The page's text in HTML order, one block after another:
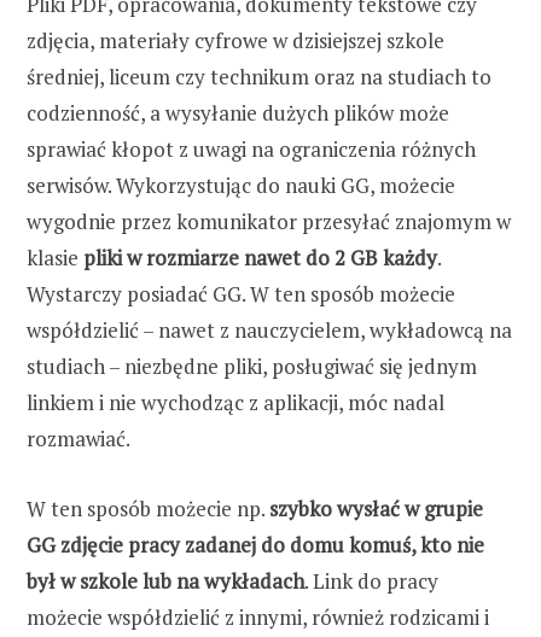
zdjęcia, materiały cyfrowe w dzisiejszej szkole
średniej, liceum czy technikum oraz na studiach to
codzienność, a wysyłanie dużych plików może
sprawiać kłopot z uwagi na ograniczenia różnych
serwisów. Wykorzystując do nauki GG, możecie
wygodnie przez komunikator przesyłać znajomym w
klasie pliki w rozmiarze nawet do 2 GB każdy.
Wystarczy posiadać GG. W ten sposób możecie
współdzielić – nawet z nauczycielem, wykładowcą na
studiach – niezbędne pliki, posługiwać się jednym
linkiem i nie wychodząc z aplikacji, móc nadal
rozmawiać.
W ten sposób możecie np. szybko wysłać w grupie
GG zdjęcie pracy zadanej do domu komuś, kto nie
był w szkole lub na wykładach. Link do pracy
możecie współdzielić z innymi, również rodzicami i